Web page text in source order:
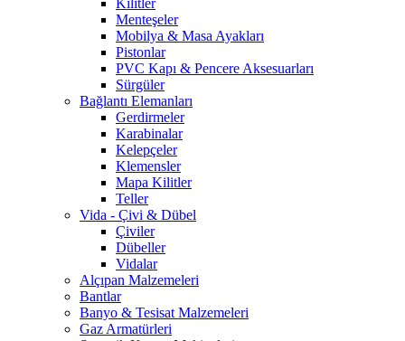
Kilitler
Menteşeler
Mobilya & Masa Ayakları
Pistonlar
PVC Kapı & Pencere Aksesuarları
Sürgüler
Bağlantı Elemanları
Gerdirmeler
Karabinalar
Kelepçeler
Klemensler
Mapa Kilitler
Teller
Vida - Çivi & Dübel
Çiviler
Dübeller
Vidalar
Alçıpan Malzemeleri
Bantlar
Banyo & Tesisat Malzemeleri
Gaz Armatürleri